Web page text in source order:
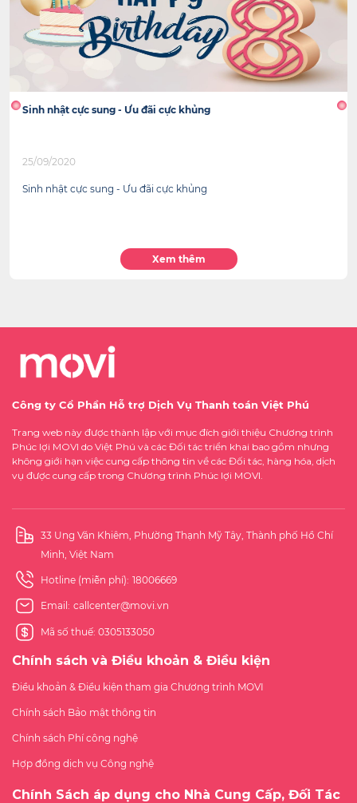
Sinh nhật cực sung - Ưu đãi cực khủng
25/09/2020
Sinh nhật cực sung - Ưu đãi cực khủng
Xem thêm
Công ty Cổ Phần Hỗ trợ Dịch Vụ Thanh toán Việt Phú
Trang web này được thành lập với mục đích giới thiệu Chương trình
Phúc lợi MOVI do Việt Phú và các Đối tác triển khai bao gồm nhưng
không giới hạn việc cung cấp thông tin về các Đối tác, hàng hóa, dịch
vụ được cung cấp trong Chương trình Phúc lợi MOVI.
33 Ung Văn Khiêm, Phường Thạnh Mỹ Tây, Thành phố Hồ Chí
Minh, Việt Nam
Hotline (miễn phí): 18006669
Email: callcenter@movi.vn
Mã số thuế: 0305133050
Chính sách và Điều khoản & Điều kiện
Điều khoản & Điều kiện tham gia Chương trình MOVI
Chính sách Bảo mật thông tin
Chính sách Phí công nghệ
Hợp đồng dịch vụ Công nghệ
Chính Sách áp dụng cho Nhà Cung Cấp, Đối Tác